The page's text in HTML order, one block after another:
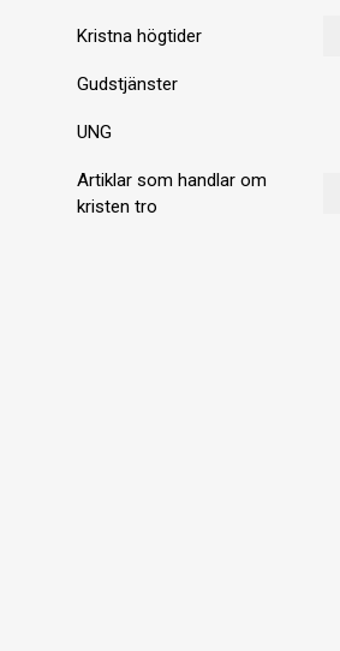
Kristna högtider
Gudstjänster
UNG
Artiklar som handlar om
kristen tro